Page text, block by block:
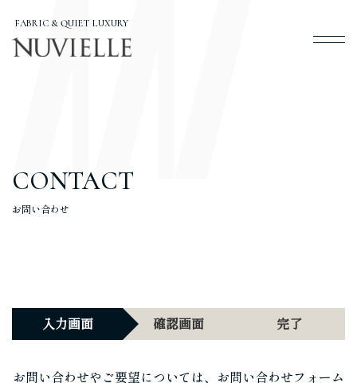
FABRIC & QUIET LUXURY
CONTACT
お問い合わせ
入力画面 確認画面 完了
お問い合わせやご要望については、お問い合わせフォーム